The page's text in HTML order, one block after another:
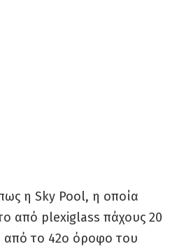
η Sky Pool, η οποία
από plexiglass πάχους 20
από το 42ο όροφο του